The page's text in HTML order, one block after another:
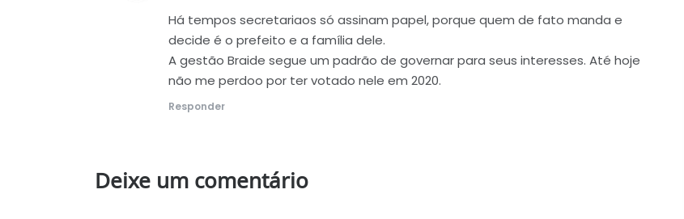
Há tempos secretariaos só assinam papel, porque quem de fato manda e
decide é o prefeito e a família dele.
A gestão Braide segue um padrão de governar para seus interesses. Até hoje
não me perdoo por ter votado nele em 2020.
Responder
Deixe um comentário